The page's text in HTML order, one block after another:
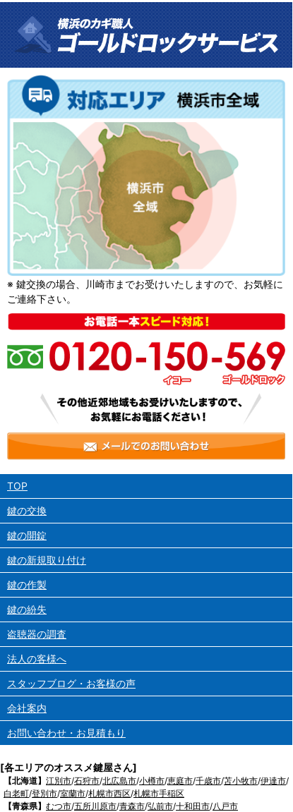
※ 鍵交換の場合、川崎市までお受けいたしますので、お気軽に
ご連絡下さい。
TOP
鍵の交換
鍵の開錠
鍵の新規取り付け
鍵の作製
鍵の紛失
盗聴器の調査
法人の客様へ
スタッフブログ・お客様の声
会社案内
お問い合わせ・お見積もり
[各エリアのオススメ鍵屋さん]
【北海道】 江別市/石狩市/北広島市/小樽市/恵庭市/千歳市/苫小牧市/伊達市/
白老町/登別市/室蘭市/札幌市西区/札幌市手稲区
【青森県】 むつ市/五所川原市/青森市/弘前市/十和田市/八戸市